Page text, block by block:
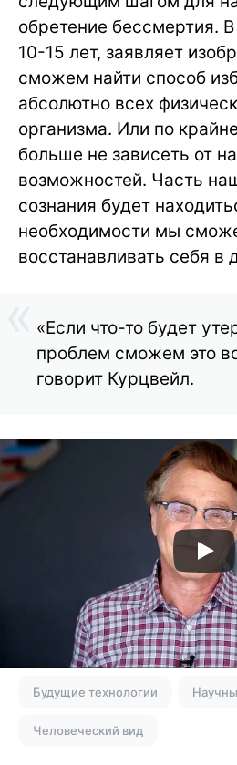
обретение бессмертия.
10-15 лет, заявляет
сможем найти способ
абсолютно всех
организма. Или по
больше не зависеть от
возможностей. Часть
сознания будет
необходимости мы
восстанавливать себя в
«Если что-то будет
проблем сможем это
говорит Курцвейл.
Будущие технологии
Человеческий вид